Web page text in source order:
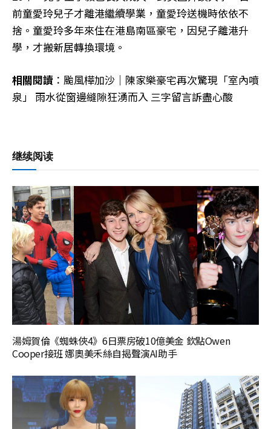
前童愛玲兒子才離港繼續學業，童愛玲送機時依依不
捨。童愛玲多年來住在港島南區豪宅，因兒子離港升
學，才搬新居轉換環境。
相關閱讀 ：颱風樺加沙｜陳家樂豪宅再次驚現「室內噴
泉」 雨水從窗邊縫隙狂湧而入 三字留言訴盡心酸
继续阅读
湯姆賀倫《蜘蛛俠4》6日票房破10億美金 欽點Owen
Cooper接班 娜奧美禾絲自揭聲演AI助手